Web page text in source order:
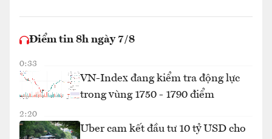
Điểm tin 8h ngày 7/8
0:33
VN-Index đang kiểm tra động lực
trong vùng 1750 - 1790 điểm
2:20
Uber cam kết đầu tư 10 tỷ USD cho